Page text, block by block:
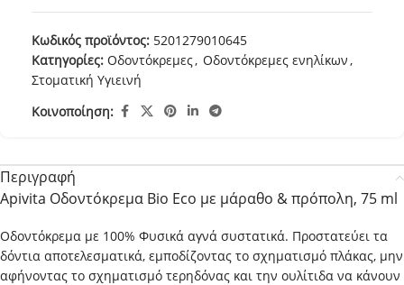
Κωδικός προϊόντος: 5201279010645
Κατηγορίες: Οδοντόκρεμες, Οδοντόκρεμες ενηλίκων,
Στοματική Υγιεινή
Κοινοποίηση:
Περιγραφή
Apivita Οδοντόκρεμα Bio Eco με μάραθο & πρόπολη, 75 ml
Οδοντόκρεμα με 100% Φυσικά αγνά συστατικά. Προστατεύει τα
δόντια αποτελεσματικά, εμποδίζοντας το σχηματισμό πλάκας, μην
αφήνοντας το σχηματισμό τερηδόνας και την ουλίτιδα να κάνουν